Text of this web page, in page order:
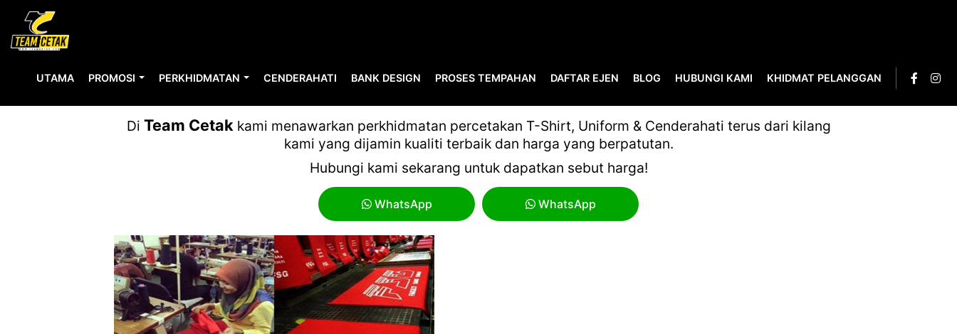
UTAMA PROMOSI PERKHIDMATAN CENDERAHATI BANK DESIGN PROSES TEMPAHAN DAFTAR EJEN BLOG HUBUNGI KAMI KHIDMAT PELANGGAN
Di Team Cetakkami menawarkan perkhidmatan percetakan T-Shirt, Uniform & Cenderahati terus dari kilang
kami yang dijamin kualiti terbaik dan harga yang berpatutan.
Hubungi kami sekarang untuk dapatkan sebut harga!
WhatsApp WhatsApp